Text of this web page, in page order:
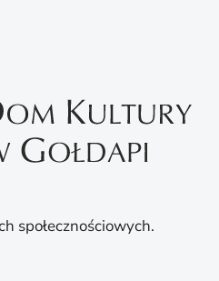
społecznościowych.